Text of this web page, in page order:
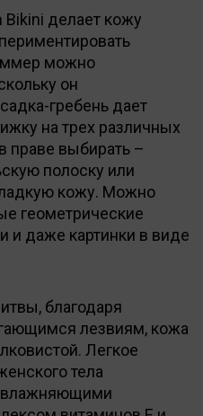
делает кожу
можно
он
гребень дает
на трех различных
праве выбирать –
полоску или
кожу. Можно
геометрические
даже картинки в виде
благодаря
лезвиям, кожа
Легкое
тела